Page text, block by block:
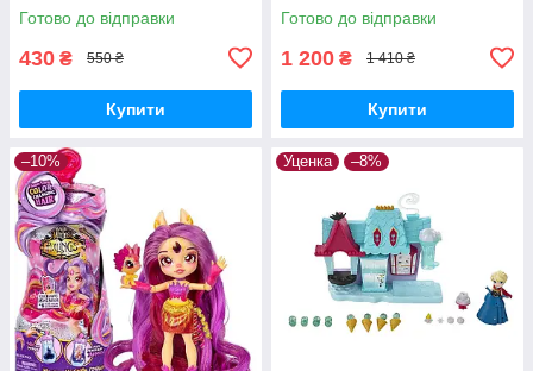
Готово до відправки
430 ₴ 550 ₴
Купити
Готово до відправки
1 200 ₴ 1 410 ₴
Купити
–10% Уценка –8%